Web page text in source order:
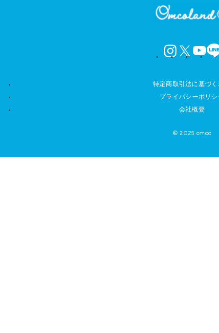
instagram
X YouTubeLINE
特定商取引法に基づ
プライバシーポリ
会社概要
© 2025 omco